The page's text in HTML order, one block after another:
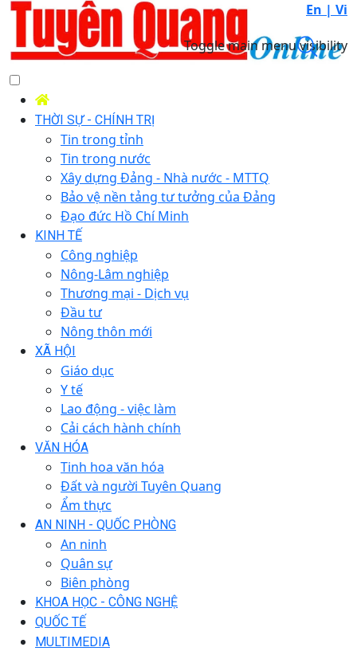
En | Vi
Toggle main menu visibility
THỜI SỰ - CHÍNH TRỊ
Tin trong tỉnh
Tin trong nước
Xây dựng Đảng - Nhà nước - MTTQ
Bảo vệ nền tảng tư tưởng của Đảng
Đạo đức Hồ Chí Minh
KINH TẾ
Công nghiệp
Nông-Lâm nghiệp
Thương mại - Dịch vụ
Đầu tư
Nông thôn mới
XÃ HỘI
Giáo dục
Y tế
Lao động - việc làm
Cải cách hành chính
VĂN HÓA
Tinh hoa văn hóa
Đất và người Tuyên Quang
Ẩm thực
AN NINH - QUỐC PHÒNG
An ninh
Quân sự
Biên phòng
KHOA HỌC - CÔNG NGHỆ
QUỐC TẾ
MULTIMEDIA